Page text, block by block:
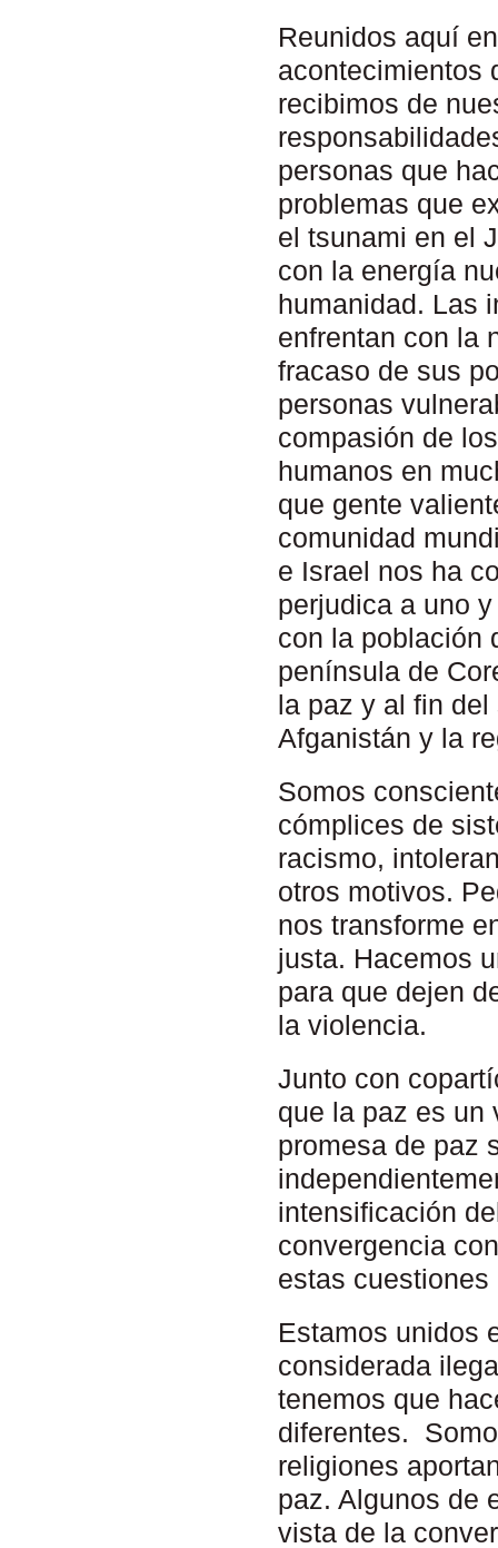
Reunidos aquí
acontecimientos
recibimos de
personas que
problemas que
el tsunami en el
con la energía
humanidad. Las
enfrentan con la
fracaso de sus
personas
compasión de
humanos en
que gente
comunidad
e Israel nos ha
perjudica a uno
con la población
península de
la paz y al fin
Afganistán y la
Somos
cómplices de
racismo,
otros motivos.
nos transforme
justa. Hacemos
para que dejen
la violencia.
Junto con
que la paz es un
promesa de paz
intensificación
convergencia
estas cuestiones
Estamos unidos
considerada
tenemos que
diferentes.
religiones
paz. Algunos de
vista de la